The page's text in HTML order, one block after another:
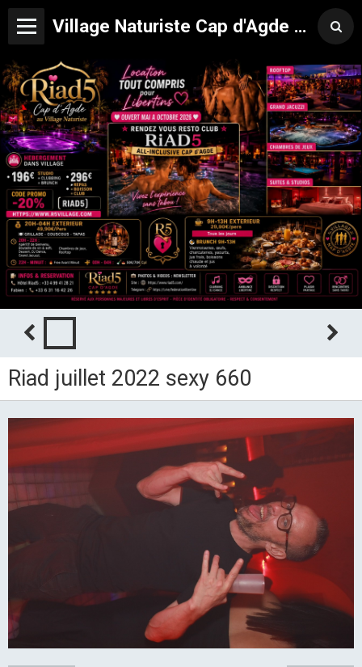
Village Naturiste Cap d'Agde Hôtel Libertin Location Studio Club Riad 5
Riad juillet 2022 sexy 660